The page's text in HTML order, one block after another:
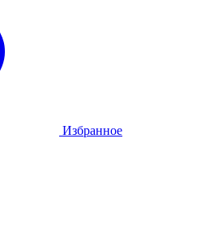
Избранное